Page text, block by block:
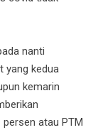
nanti
yang kedua
kemarin
atau PTM